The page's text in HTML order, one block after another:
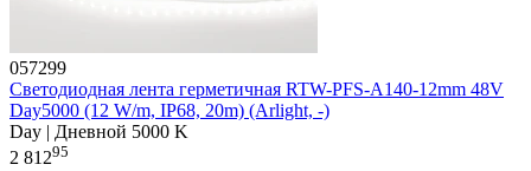
057299
Светодиодная лента герметичная RTW-PFS-A140-12mm 48V
Day5000 (12 W/m, IP68, 20m) (Arlight, -)
Day | Дневной 5000 K
2 81295